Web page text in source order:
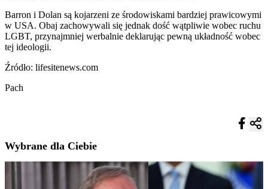
Barron i Dolan są kojarzeni ze środowiskami bardziej prawicowymi
w USA. Obaj zachowywali się jednak dość wątpliwie wobec ruchu
LGBT, przynajmniej werbalnie deklarując pewną układność wobec
tej ideologii.
Źródło: lifesitenews.com
Pach
Wybrane dla Ciebie